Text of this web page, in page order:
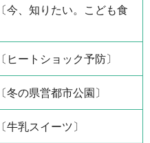
今、知りたい。こども食
ートショック予防〕
の県営都市公園〕
牛乳スイーツ〕